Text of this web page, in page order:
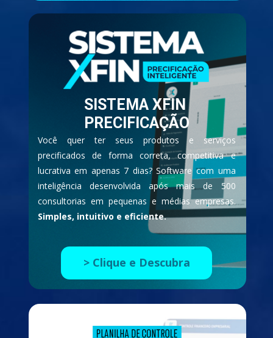
SISTEMA XFIN
PRECIFICAÇÃO
Você quer ter seus produtos e serviços
precificados de forma correta, competitiva e
lucrativa em apenas 7 dias? Software com uma
inteligência desenvolvida após mais de 500
Simples, intuitivo e eficiente.
> Clique e Descubra